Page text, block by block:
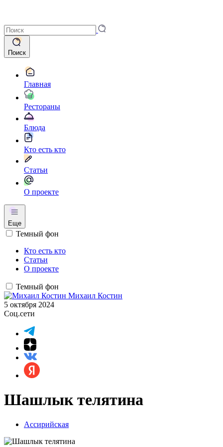
Поиск
Главная
Рестораны
Блюда
Кто есть кто
Статьи
О проекте
Еще
Темный фон
Кто есть кто
Статьи
О проекте
Темный фон
Михаил Костин
5 октября 2024
Соц.сети
Шашлык телятина
Ассирийская